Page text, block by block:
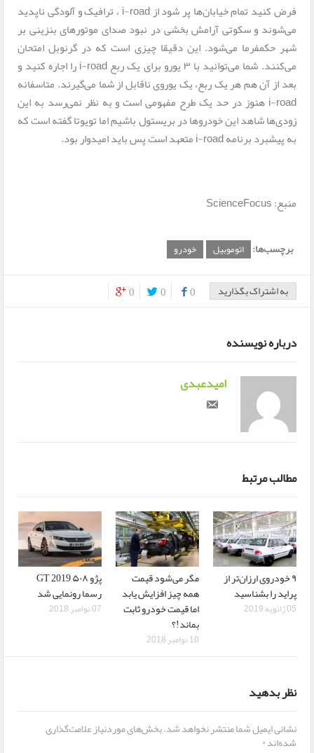
فرض کنید تمام خیابان‌ها پر شود از i-road ، ترافیک و آلودگی ناپدید
می‌شوند و سکوتی آرامش بخشی در نبود صدای موتورهای بنزینی بر
شهر حکمفرما می‌شود. این دقیقا چیزی است که در گرنوبل امتحان
می‌کنند. شما می‌توانید با ۳ یورو برای یک ربع i-road را اجاره کنید و
بعد از آن هم هر یک ربع، یک یوروی ناقابل از شما می‌گیرند. متاسفانه
i-road هنوز در حد یک طرح مفهومی است و به نظر نمی‌رسد به این
زودی‌ها شاهد این خودروها در بریستول باشیم اما تویوتا گفته است که
به پیشبرد برنامه i-road متعهد است پس باید امیدوار بود.
منبع: ScienceFocus
برچسب‌ها: اتوموبیل خودرو
به اشتراک بگذارید 0
0
0
درباره نویسنده
امیدعبدی
مطالب مرتبط
٩ خودروی ارزان‌تر از
پراید را بشناسید
05 ژانویه 2019
مگر می‌شود قیمت
همه چیز افزایش یابد
اما قیمت خودرو ثابت
بماند!؟
10 نوامبر 2018
پژو ۵۰۸ GT 2019
رسما رونمایی شد
07 نوامبر 2018
نظر بدهید
نشانی ایمیل شما منتشر نخواهد شد.بخش‌های موردنیاز علامت‌گذاری
شده‌اند*